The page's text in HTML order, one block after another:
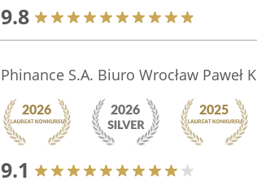
9.8
Phinance S.A. Biuro Wrocław Paweł
9.1